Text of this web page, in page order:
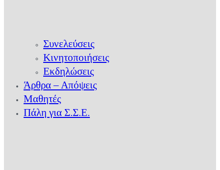
Συνελεύσεις
Κινητοποιήσεις
Εκδηλώσεις
Άρθρα – Απόψεις
Μαθητές
Πάλη για Σ.Σ.Ε.